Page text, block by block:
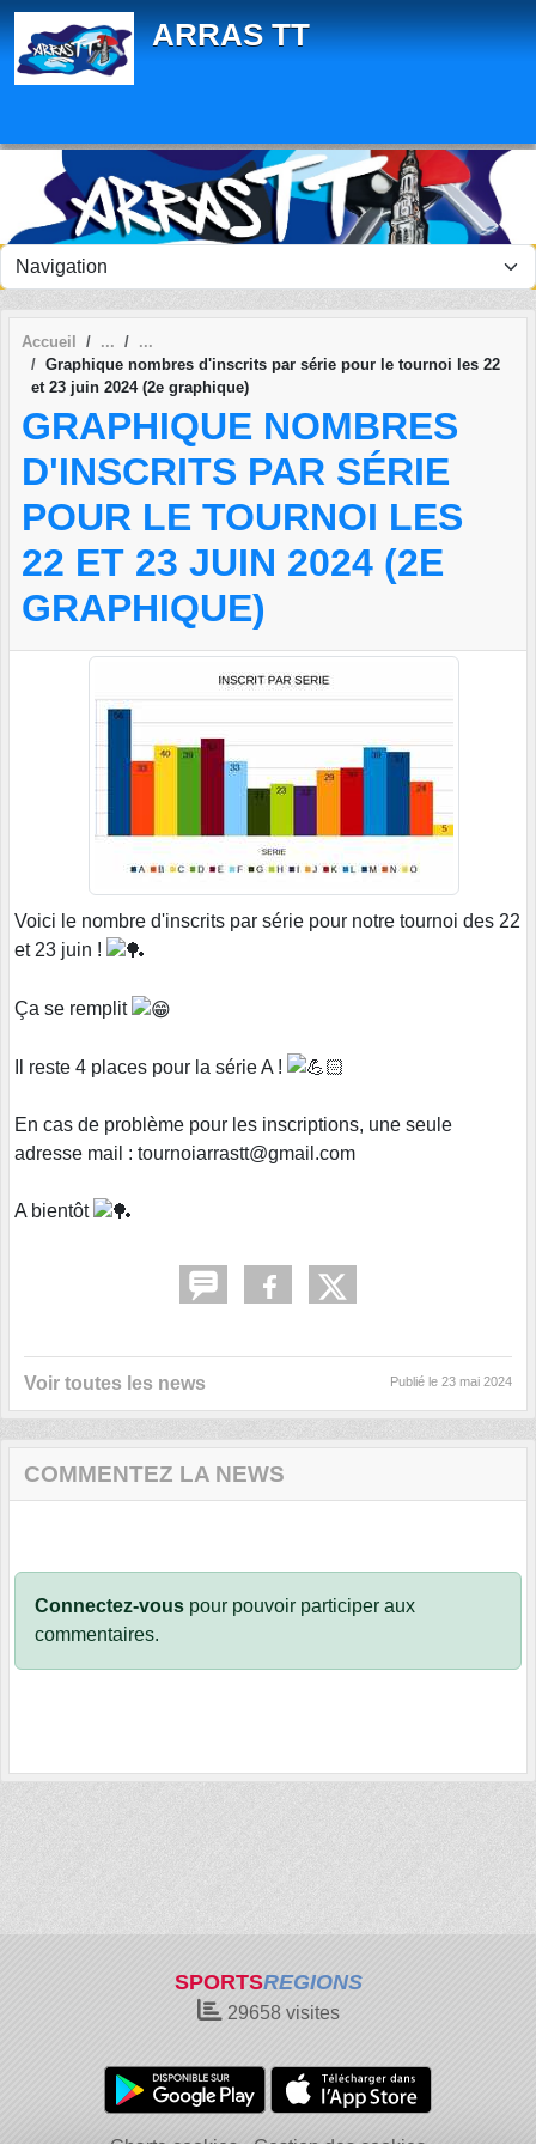
ARRAS TT
Accueil
Graphique nombres d'inscrits par série pour le tournoi les 22
et 23 juin 2024 (2e graphique)
GRAPHIQUE NOMBRES
D'INSCRITS PAR SÉRIE
POUR LE TOURNOI LES
22 ET 23 JUIN 2024 (2E
GRAPHIQUE)
Voici le nombre d'inscrits par série pour notre tournoi des 22
et 23 juin !
Ça se remplit
Il reste 4 places pour la série A !
En cas de problème pour les inscriptions, une seule
adresse mail : tournoiarrastt@gmail.com
A bientôt
Voir toutes les news Publié le 23 mai 2024
COMMENTEZ LA NEWS
Connectez-vous pour pouvoir participer aux
commentaires.
SPORTSREGIONS
29658visites
Panneau de gestion des cookies